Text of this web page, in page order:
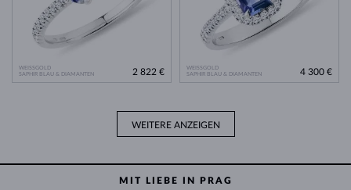
WEISSGOLD
SAPHIR BLAU & DIAMANTEN
2 822 €
WEISSGOLD
SAPHIR BLAU & DIAMANTEN
4 300 €
WEITERE ANZEIGEN
MIT LIEBE IN PRAG